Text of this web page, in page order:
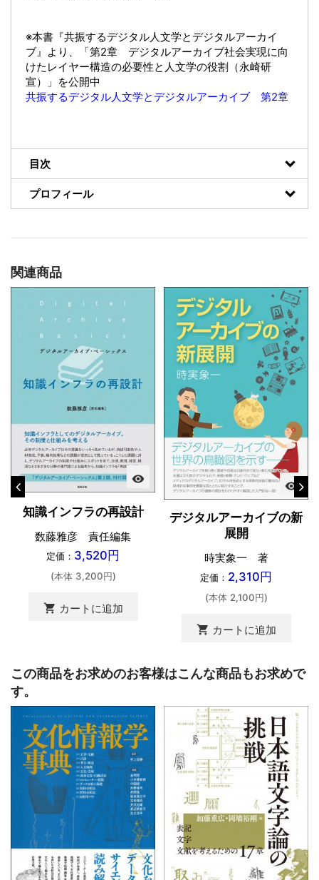
※本書『共振するデジタル人文学とデジタルアーカイ
ブ』より、「第2章 デジタルアーカイブ社会実現に向
けたレイヤー構造の必要性と人文学の役割（永崎研
宣）」を公開中
共振するデジタル人文学とデジタルアーカイブ 第2章
目次
プロフィール
関連商品
visibility
知識インフラの再設計
数藤雅彦 責任編集
定価： 3,520円
(本体 3,200円)
shopping_cart カートに追加
visibility
デジタルアーカイブの新
展開
時実象一 著
定価： 2,310円
(本体 2,100円)
shopping_cart カートに追加
この商品をお求めのお客様はこんな商品もお求めで
す。